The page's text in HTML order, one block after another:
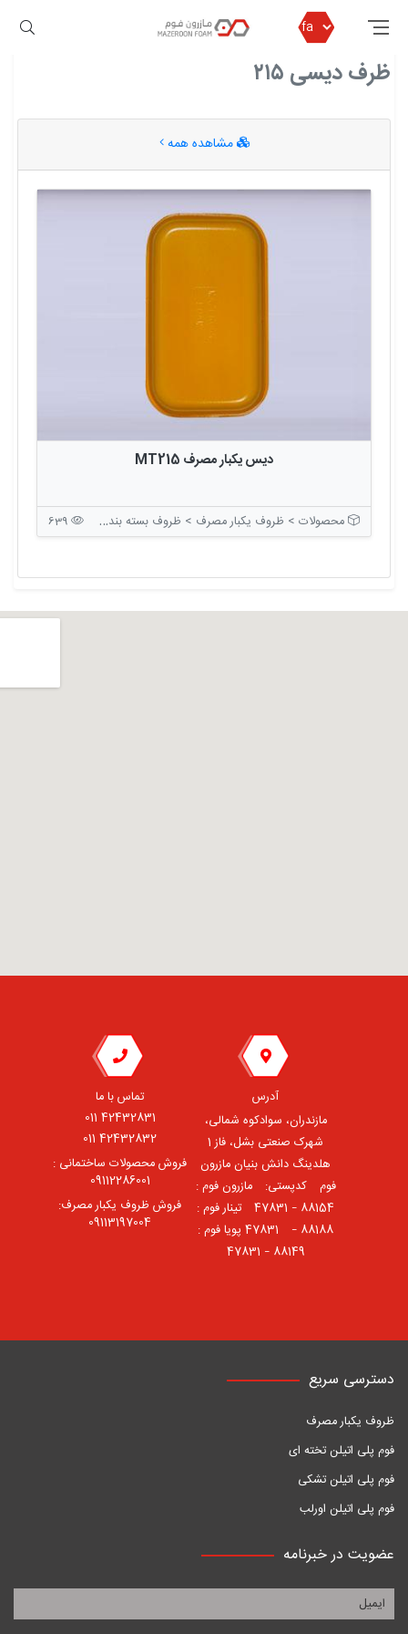
مازرون فوم ظرف دیسی ۲۱۵
ظرف دیسی ۲۱۵
مشاهده همه
دیس یکبار مصرف MT215
محصولات > ظروف یکبار مصرف > ظروف بسته بندی بدون درب
آدرس
مازندران، سوادکوه شمالی،
شهرک صنعتی بشل، فاز 1
هلدینگ دانش بنیان مازرون
فوم ⠀کدپستی: ⠀مازرون فوم :
88154 – 47831 ⠀تینار فوم :
88188 – 47831⠀ پویا فوم :
88149 – 47831
تماس با ما
42432831 011
42432832 011
فروش محصولات ساختمانی :
09112286001
فروش ظروف یکبار مصرف:
09113197004
دسترسی سریع
ظروف یکبار مصرف
فوم پلی اتیلن تخته ای
فوم پلی اتیلن تشکی
فوم پلی اتیلن اورلب
عضویت در خبرنامه